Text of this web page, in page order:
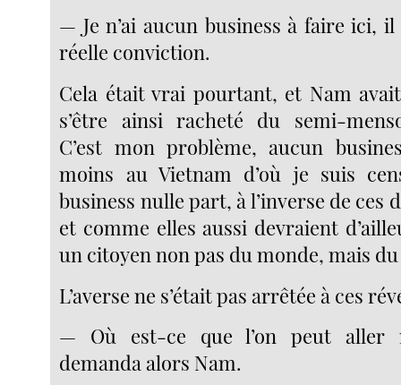
— Je n’ai aucun business à faire ici,
réelle conviction.
Cela était vrai pourtant, et Nam
s’être ainsi racheté du semi-
C’est mon problème, aucun
moins au Vietnam d’où je suis
business nulle part, à l’inverse de ces
et comme elles aussi devraient
un citoyen non pas du monde, mais
L’averse ne s’était pas arrêtée à ces
— Où est-ce que l’on peut aller
demanda alors Nam.